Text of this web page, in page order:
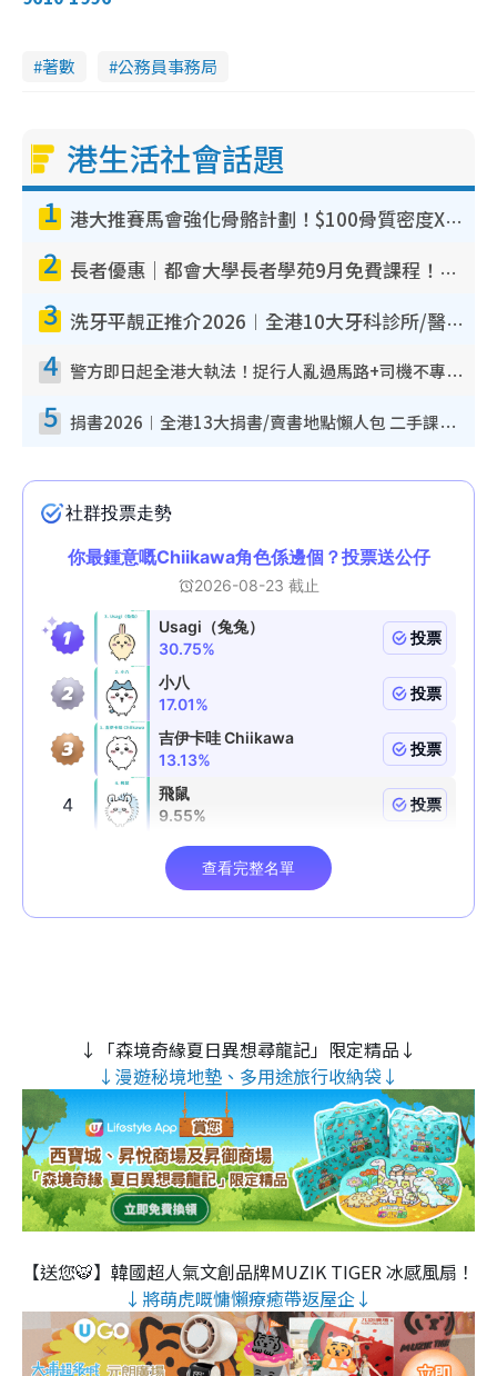
著數 公務員事務局
港生活社會話題
1 港大推賽馬會強化骨骼計劃！$100骨質密度X光檢查 完成免費運動訓練送超市禮券！附參加資格
2 長者優惠｜都會大學長者學苑9月免費課程！多媒體/微電影創作/網絡安全 附報名方法教學
3 洗牙平靚正推介2026︱全港10大牙科診所/醫院懶人包 夜診至8點/鎮靜潔牙/醫療券適用
4 警方即日起全港大執法！捉行人亂過馬路+司機不專注駕駛！亂過馬路罰$2000
5 捐書2026︱全港13大捐書/賣書地點懶人包 二手課本最高$150＋舊書換免費咖啡/戲票
↓「森境奇緣夏日異想尋龍記」限定精品↓
↓漫遊秘境地墊、多用途旅行收納袋↓
【送您🐯】韓國超人氣文創品牌MUZIK TIGER 冰感風扇！
↓將萌虎嘅慵懶療癒帶返屋企↓